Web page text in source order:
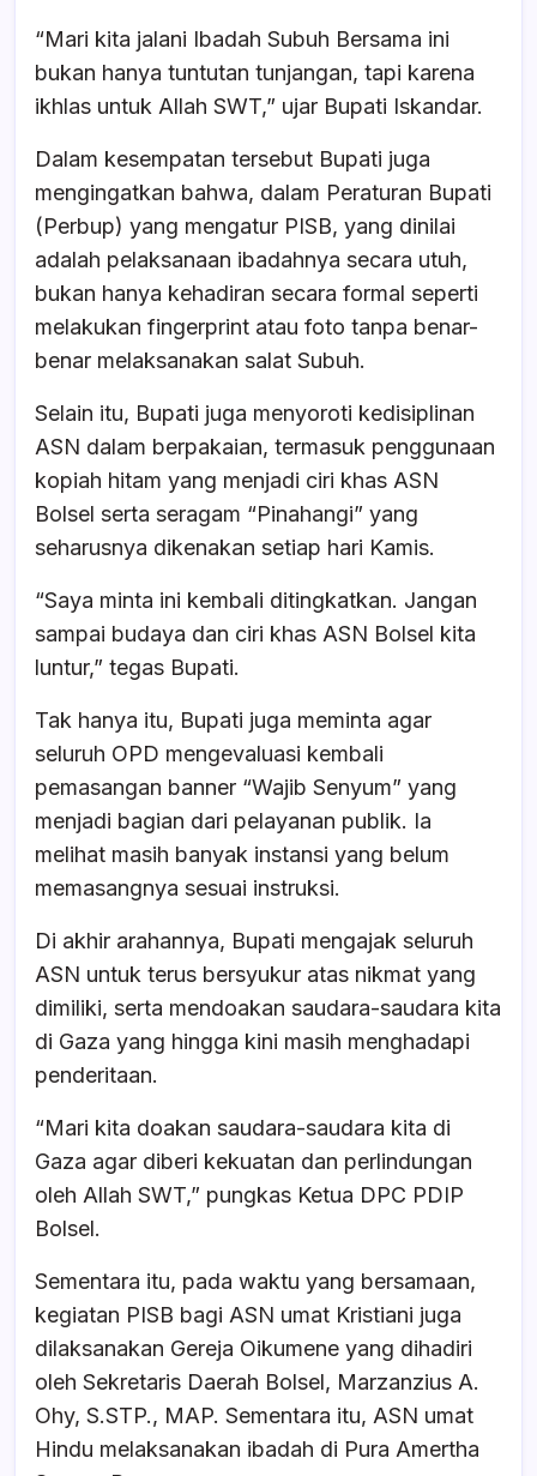
“Mari kita jalani Ibadah Subuh Bersama ini
bukan hanya tuntutan tunjangan, tapi karena
ikhlas untuk Allah SWT,” ujar Bupati Iskandar.
Dalam kesempatan tersebut Bupati juga
mengingatkan bahwa, dalam Peraturan Bupati
(Perbup) yang mengatur PISB, yang dinilai
adalah pelaksanaan ibadahnya secara utuh,
bukan hanya kehadiran secara formal seperti
melakukan fingerprint atau foto tanpa benar-
benar melaksanakan salat Subuh.
Selain itu, Bupati juga menyoroti kedisiplinan
ASN dalam berpakaian, termasuk penggunaan
kopiah hitam yang menjadi ciri khas ASN
Bolsel serta seragam “Pinahangi” yang
seharusnya dikenakan setiap hari Kamis.
“Saya minta ini kembali ditingkatkan. Jangan
sampai budaya dan ciri khas ASN Bolsel kita
luntur,” tegas Bupati.
Tak hanya itu, Bupati juga meminta agar
seluruh OPD mengevaluasi kembali
pemasangan banner “Wajib Senyum” yang
menjadi bagian dari pelayanan publik. Ia
melihat masih banyak instansi yang belum
memasangnya sesuai instruksi.
Di akhir arahannya, Bupati mengajak seluruh
ASN untuk terus bersyukur atas nikmat yang
dimiliki, serta mendoakan saudara-saudara kita
di Gaza yang hingga kini masih menghadapi
penderitaan.
“Mari kita doakan saudara-saudara kita di
Gaza agar diberi kekuatan dan perlindungan
oleh Allah SWT,” pungkas Ketua DPC PDIP
Bolsel.
Sementara itu, pada waktu yang bersamaan,
kegiatan PISB bagi ASN umat Kristiani juga
dilaksanakan Gereja Oikumene yang dihadiri
oleh Sekretaris Daerah Bolsel, Marzanzius A.
Ohy, S.STP., MAP. Sementara itu, ASN umat
Hindu melaksanakan ibadah di Pura Amertha